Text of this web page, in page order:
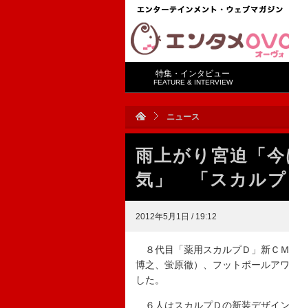
特集・インタビュー
FEATURE & INTERVIEW
ニュース
雨上がり宮迫「
気」 「スカルプ
2012年5月1日 / 19:12
８代目「薬用スカルプＤ」新Ｃ
博之、蛍原徹）、フットボールア
した。
６人はスカルプＤの新装デザイ